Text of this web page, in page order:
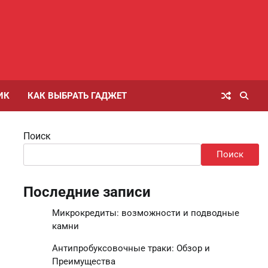
КАК ВЫБРАТЬ ГАДЖЕТ
Поиск
Поиск
Последние записи
Микрокредиты: возможности и подводные
камни
Антипробуксовочные траки: Обзор и
Преимущества